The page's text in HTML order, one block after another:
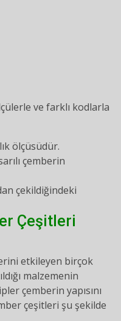
ve farklı kodlarla
ölçüsüdür.
çemberin
çekildiğindeki
Çeşitleri
etkileyen birçok
malzemenin
çemberin yapısını
çeşitleri şu şekilde